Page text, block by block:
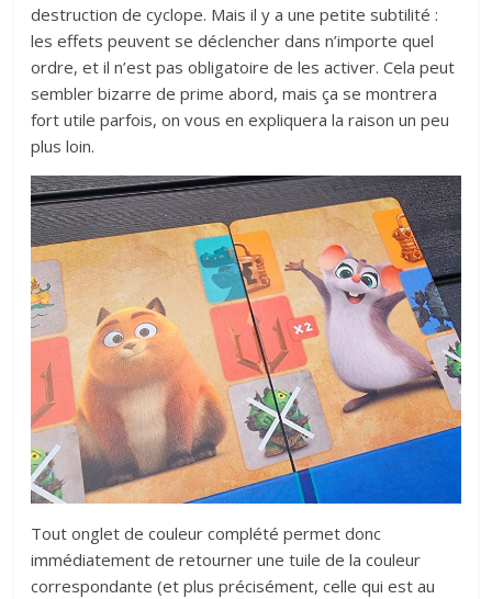
destruction de cyclope. Mais il y a une petite subtilité :
les effets peuvent se déclencher dans n’importe quel
ordre, et il n’est pas obligatoire de les activer. Cela peut
sembler bizarre de prime abord, mais ça se montrera
fort utile parfois, on vous en expliquera la raison un peu
plus loin.
Tout onglet de couleur complété permet donc
immédiatement de retourner une tuile de la couleur
correspondante (et plus précisément, celle qui est au